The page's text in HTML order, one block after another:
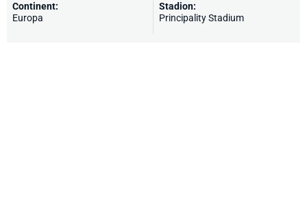
Continent:
Europa
Stadion:
Principality Stadium